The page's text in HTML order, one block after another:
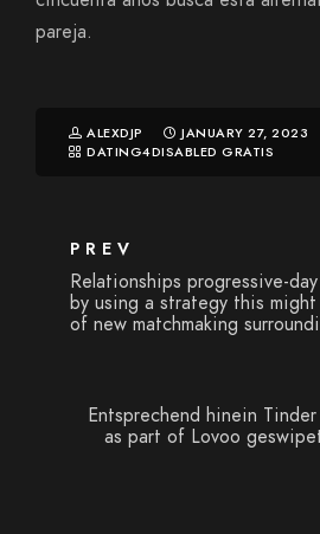
pareja.
ALEXDJP
JANUARY 27, 2023
DATING4DISABLED GRATIS
PREV
Relationships progressive-
by using a strategy this
of new matchmaking
Entsprechend hinein
as part of Lovoo